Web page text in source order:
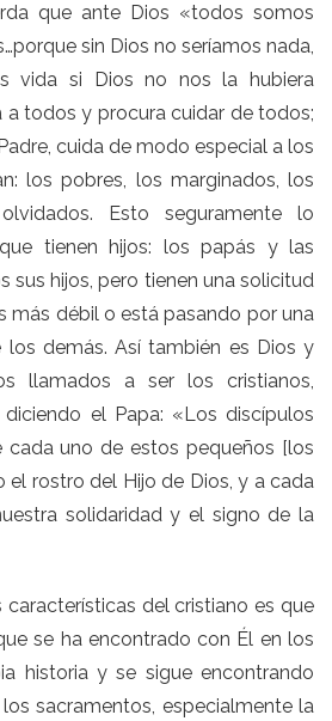
que ante Dios «todos somos
sin Dios no seríamos nada,
vida si Dios no nos la hubiera
a todos y procura cuidar de todos;
cuida de modo especial a los
los pobres, los marginados, los
Esto seguramente lo
tienen hijos: los papás y las
sus hijos, pero tienen una solicitud
más débil o está pasando por una
demás. Así también es Dios y
llamados a ser los cristianos,
el Papa: «Los discípulos
cada uno de estos pequeños [los
el rostro del Hijo de Dios, y a cada
solidaridad y el signo de la
características del cristiano es que
se ha encontrado con Él en los
historia y se sigue encontrando
sacramentos, especialmente la